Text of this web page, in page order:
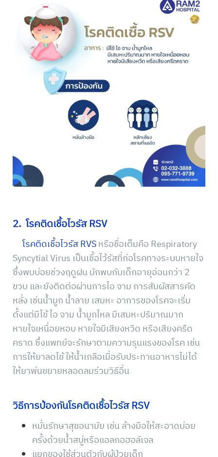
2. โรคติดเชื้อไวรัส RSV
โรคติดเชื้อไวรัส RVSหรือชื่อเต็มคือ Respiratory
Syncytial Virus เป็นเชื้อไว้รัสที่ก่อโรคทางระบบหายใจ
ซึ่งพบบ่อยช่วงฤดูฝน มักพบกับเด็กอายุอ่อนกว่า 2
ขวบ และยังติดต่อผ่านการไอ จาม การสัมผัสสารคัด
หลั่ง เช่นน้ำมูก น้ำลาย เสมหะ อาการของโรคจะเริ่ม
ตั้งแต่มีไข้ ไอ จาม น้ำมูกไหล มีเสมหะปริมาณมาก
หายใจเหนื่อยหอบ หายใจมีเสียงหวีด หรือเสียงครืด
คราด ซึ่งแพทย์จะรักษาตามความรุนแรงของโรค เช่น
การให้ยาลดไข้ ให้น้ำเกลือเมื่อรับประทานอาหารไม่ได้
ให้ยาพ่นขยายหลอดลมร่วมวิธีอื่น
วิธีการป้องกันโรคติดเชื้อไวรัส RSV
หมั่นรักษาสุขอนามัย เช่น ล้างมือให้สะอาดบ่อย
ครั้งด้วยน้ำสบู่หรือแอลกอฮอล์เจล